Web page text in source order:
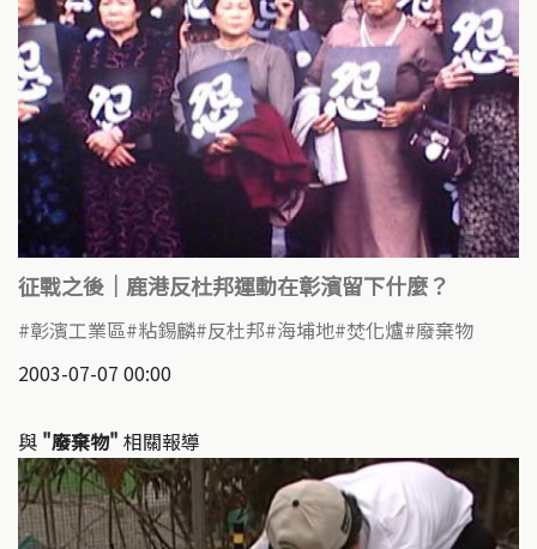
征戰之後｜鹿港反杜邦運動在彰濱留下什麼？
彰濱工業區 粘錫麟 反杜邦 海埔地 焚化爐 廢棄物
2003-07-07 00:00
與 "廢棄物" 相關報導